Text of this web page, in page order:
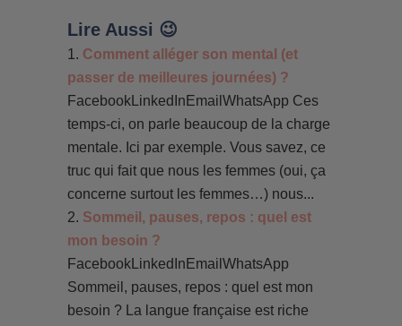
Lire Aussi 😉
Comment alléger son mental (et
passer de meilleures journées) ?
FacebookLinkedInEmailWhatsApp Ces
temps-ci, on parle beaucoup de la charge
mentale. Ici par exemple. Vous savez, ce
truc qui fait que nous les femmes (oui, ça
concerne surtout les femmes…) nous...
Sommeil, pauses, repos : quel est
mon besoin ?
FacebookLinkedInEmailWhatsApp
Sommeil, pauses, repos : quel est mon
besoin ? La langue française est riche